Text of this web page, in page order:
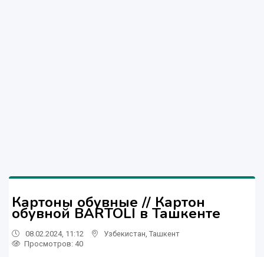
Картоны обувные // Картон
обувной BARTOLI в Ташкенте
08.02.2024, 11:12 Узбекистан Ташкент
Просмотров: 40